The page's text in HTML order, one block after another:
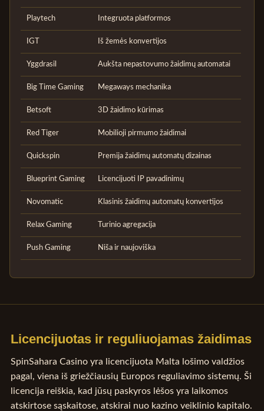
Playtech Integruota platformos
IGT Iš žemės konvertijos
Yggdrasil Aukšta nepastovumo žaidimų automatai
Big Time Gaming Megaways mechanika
Betsoft 3D žaidimo kūrimas
Red Tiger Mobilioji pirmumo žaidimai
Quickspin Premija žaidimų automatų dizainas
Blueprint Gaming Licencijuoti IP pavadinimų
Novomatic Klasinis žaidimų automatų konvertijos
Relax Gaming Turinio agregacija
Push Gaming Niša ir naujoviška
Licencijuotas ir reguliuojamas žaidimas
SpinSahara Casino yra licencijuota Malta lošimo valdžios
pagal, viena iš griežčiausių Europos reguliavimo sistemų. Ši
licencija reiškia, kad jūsų paskyros lėšos yra laikomos
atskirtose sąskaitose, atskirai nuo kazino veiklinio kapitalo.